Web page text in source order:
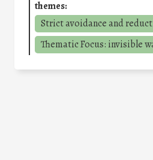
themes:
Strict avoidance and
Thematic Focus: invisible